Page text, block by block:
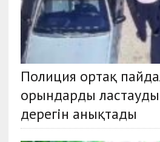
Полиция ортақ
орындарды
дерегін анықтады